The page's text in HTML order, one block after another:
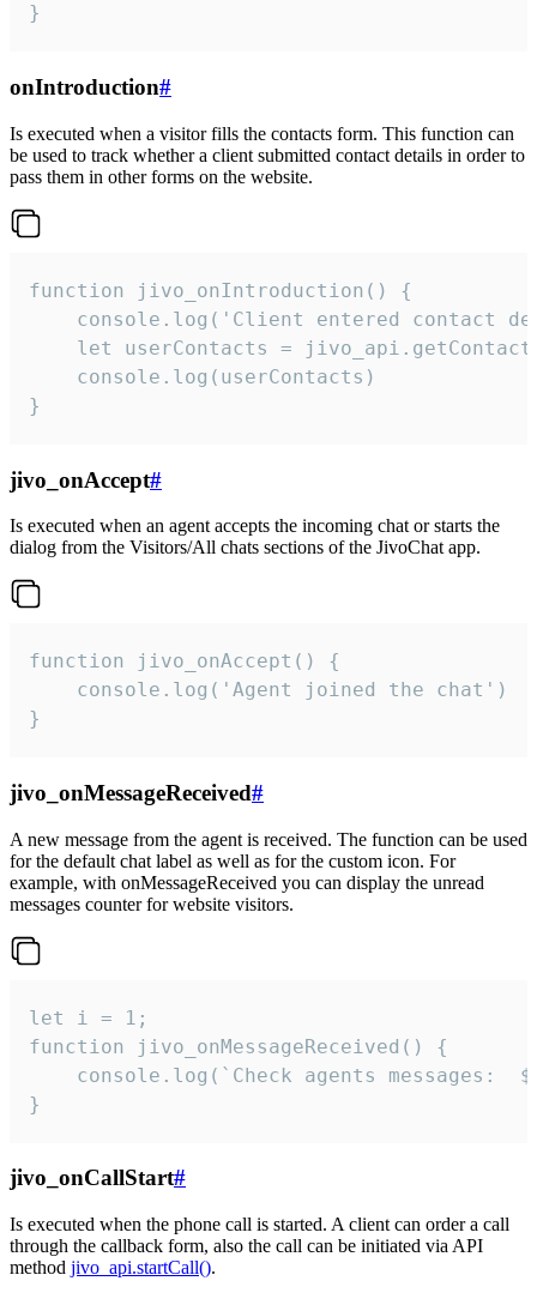
}
onIntroduction#
Is executed when a visitor fills the contacts form. This function can
be used to track whether a client submitted contact details in order to
pass them in other forms on the website.
function jivo_onIntroduction() {
console.log('Client entered contact
let userContacts =
    console.log(userContacts)
}
jivo_onAccept#
Is executed when an agent accepts the incoming chat or starts the
dialog from the Visitors/All chats sections of the JivoChat app.
function jivo_onAccept() {
}
jivo_onMessageReceived#
A new message from the agent is received. The function can be used
for the default chat label as well as for the custom icon. For
example, with onMessageReceived you can display the unread
messages counter for website visitors.
let i = 1;
function jivo_onMessageReceived() {
}
jivo_onCallStart#
Is executed when the phone call is started. A client can order a call
through the callback form, also the call can be initiated via API
method jivo_api.startCall().